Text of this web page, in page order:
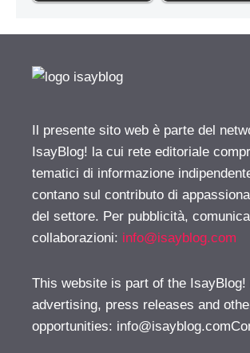
Il presente sito web è parte del
IsayBlog! la cui rete editoriale
tematici di informazione
contano sul contributo di
del settore. Per pubblicità,
collaborazioni: info@isayblog.com
This website is part of the IsayBlog!
advertising, press releases and
opportunities: